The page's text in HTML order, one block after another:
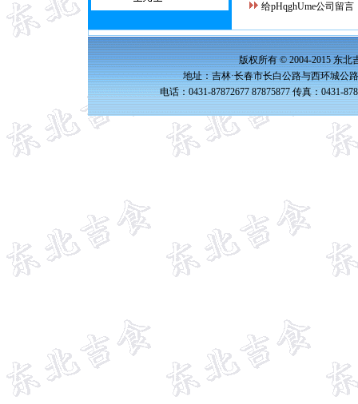
给pHqghUme公司留言
版权所有 © 2004-2015 东北
地址：吉林·长春市长白公路与西环城公
电话：0431-87872677 87875877 传真：0431-